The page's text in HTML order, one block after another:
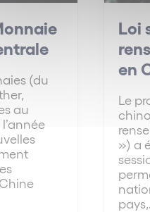
(du
au
Loi
en
Le
») a